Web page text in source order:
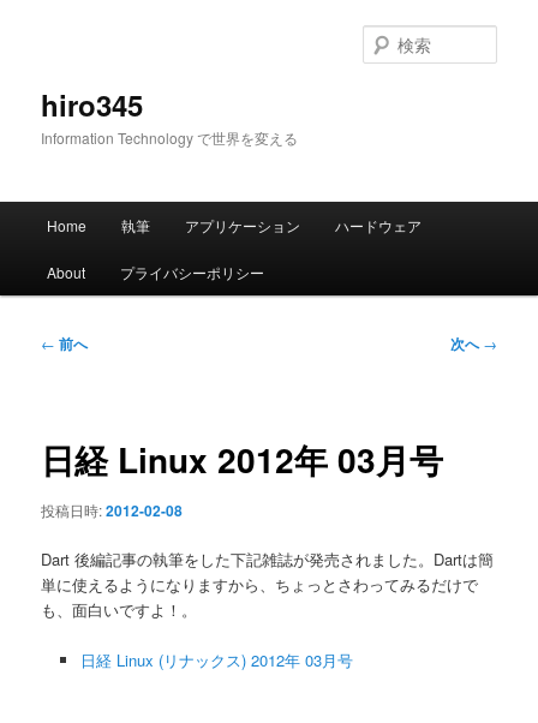
hiro345
Information Technology で世界を変える
索
メ
Home 執筆 アプリケーション ハードウェア
About プライバシーポリシー
投
ゲ
ー
ョ
← 前へ 次へ→
日経 Linux 2012年 03月号
投稿日時:2012-02-08
Dart 後編記事の執筆をした下記雑誌が発売されました。Dartは簡
単に使えるようになりますから、ちょっとさわってみるだけで
も、面白いですよ！。
日経 Linux (リナックス) 2012年 03月号